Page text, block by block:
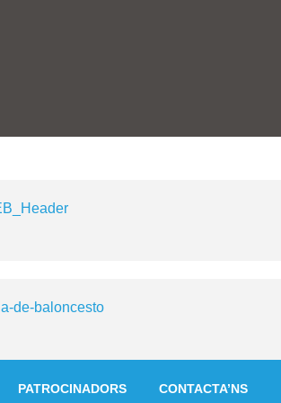
PATROCINADORS CONTACTA’NS